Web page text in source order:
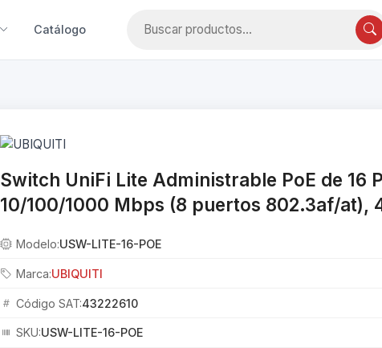
Catálogo
Switch UniFi Lite Administrable PoE de 16
10/100/1000 Mbps (8 puertos 802.3af/at),
Modelo:USW-LITE-16-POE
Marca:UBIQUITI
Código SAT:43222610
SKU:USW-LITE-16-POE